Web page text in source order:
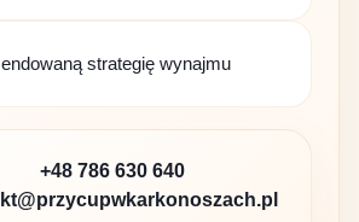
strategię wynajmu
+48 786 630 640